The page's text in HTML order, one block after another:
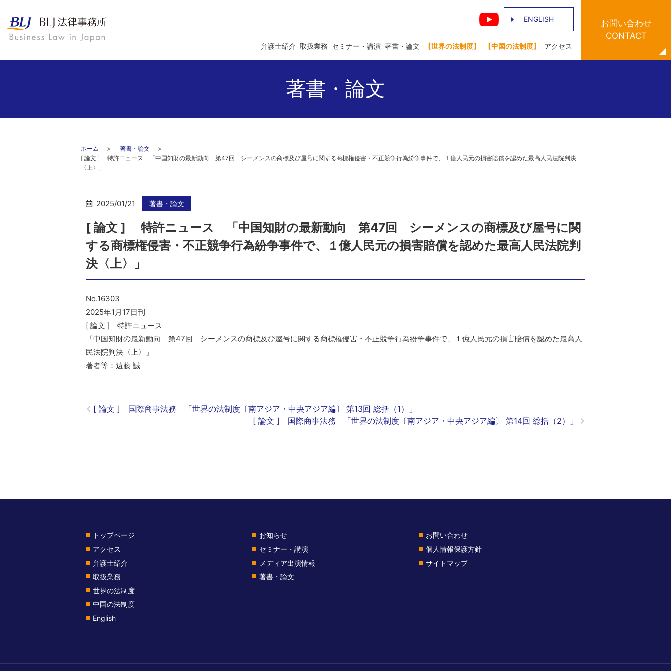
弁護士紹介 取扱業務 セミナー・講演 著書・論文 【世界の法制度】 【中国の法制度】 アクセス
ENGLISH
お問い合わせ
CONTACT
著書・論文
ホーム
著書・論文
[ 論文 ] 特許ニュース 「中国知財の最新動向 第47回 シーメンスの商標及び屋号に関する商標権侵害・不正競争行為紛争事件で、１億人民元の損害賠償を認めた最高人民法院判決
〈上〉」
2025/01/21 著書・論文
[ 論文 ] 特許ニュース 「中国知財の最新動向 第47回 シーメンスの商標及び屋号に関
する商標権侵害・不正競争行為紛争事件で、１億人民元の損害賠償を認めた最高人民法院判
決〈上〉」
No.16303
2025年1月17日刊
[ 論文 ] 特許ニュース
「中国知財の最新動向 第47回 シーメンスの商標及び屋号に関する商標権侵害・不正競争行為紛争事件で、１億人民元の損害賠償を認めた最高人
民法院判決〈上〉」
著者等：遠藤 誠
[ 論文 ] 国際商事法務 「世界の法制度〔南アジア・中央アジア編〕 第13回 総括（1）」
[ 論文 ] 国際商事法務 「世界の法制度〔南アジア・中央アジア編〕 第14回 総括（2）」
トップページ
アクセス
弁護士紹介
取扱業務
世界の法制度
中国の法制度
English
お知らせ
セミナー・講演
メディア出演情報
著書・論文
お問い合わせ
個人情報保護方針
サイトマップ